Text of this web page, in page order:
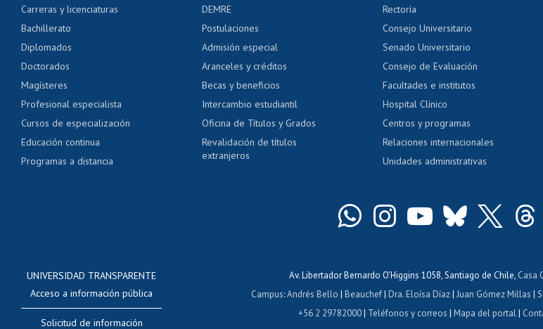
Servicio médico y dental
Pago de arancel y crédito alumnos
Pago de arancel y crédito exalumnos
Certificado de títulos y grados
Evaluación docente
Calificación académica
Postulación al AUCAI
Carreras y licenciaturas
Bachillerato
Diplomados
Doctorados
Magísteres
Profesional especialista
Cursos de especialización
Educación continua
Programas a distancia
DEMRE
Postulaciones
Admisión especial
Aranceles y créditos
Becas y beneficios
Intercambio estudiantil
Oficina de Títulos y Grados
Revalidación de títulos
extranjeros
Rectoría
Consejo Universitario
Senado Universitario
Consejo de Evaluación
Facultades e institutos
Hospital Clínico
Centros y programas
Relaciones internacionales
Unidades administrativas
UNIVERSIDAD TRANSPARENTE
Acceso a información pública
Solicitud de información
Av. Libertador Bernardo O'Higgins 1058, Santiago de Chile, Casa
Campus:Andrés Bello | Beauchef| Dra. Eloísa Díaz| Juan Gómez Millas |
+56 2 29782000| Teléfonos y correos |Mapa del portal|